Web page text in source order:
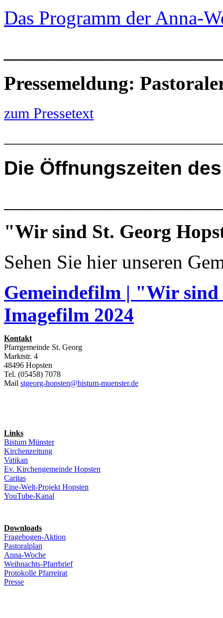
Das Programm der Anna-
Pressemeldung:
zum Pressetext
Die Öffnungszeiten
"Wir sind St. Georg
Sehen Sie hier unseren
Gemeindefilm | "Wir
Imagefilm 2024
Kontakt
Pfarrgemeinde St. Georg
Marktstr. 4
48496 Hopsten
Tel. (05458) 7078
Mail stgeorg-hopsten@bistum-muenster.de
Links
Bistum Münster
Kirchenzeitung
Vatikan
Ev. Kirchengemeinde Hopsten
Caritas
Eine-Welt-Projekt Hopsten
YouTube-Kanal
Downloads
Fragebogen-Aktion
Pastoralplan
Anna-Woche
Weihnachts-Pfarrbrief
Protokolle Pfarreirat
Presse